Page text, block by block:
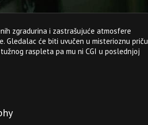
zgradurina i zastrašujuće atmosfere
će biti uvučen u misterioznu priču
raspleta pa mu ni CGI u poslednjoj